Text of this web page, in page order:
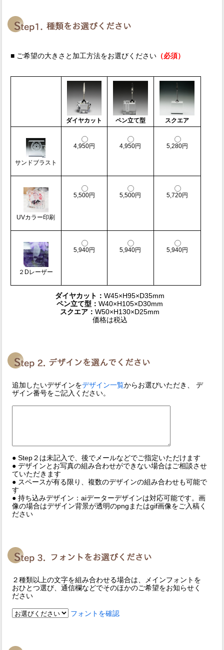
■ ご希望の大きさと加工方法をお選びください（必須）
ダイヤカット ペン立て型 スクエア
サンドブラスト
4,950円 4,950円 5,280円
UVカラー印刷
5,500円 5,500円 5,720円
２Dレーザー
5,940円 5,940円 5,940円
ダイヤカット： W45×H95×D35mm
ペン立て型： W40×H105×D30mm
スクエア： W50×H130×D25mm
価格は税込
追加したいデザインをデザイン一覧からお選びいただき、 デ
ザイン番号をご記入ください。
● Step２は未記入で、後でメールなどでご指定いただけます
● デザインとお写真の組み合わせができない場合はご相談させ
ていただきます
● スペースが有る限り、複数のデザインの組み合わせも可能で
す
● 持ち込みデザイン：aiデーターデザインは対応可能です。画
像の場合はデザイン背景が透明のpngまたはgif画像をご入稿く
ださい
２種類以上の文字を組み合わせる場合は、メインフォントを
おひとつ選び、通信欄などでそのほかのご希望をお知らせく
ださい
フォントを確認